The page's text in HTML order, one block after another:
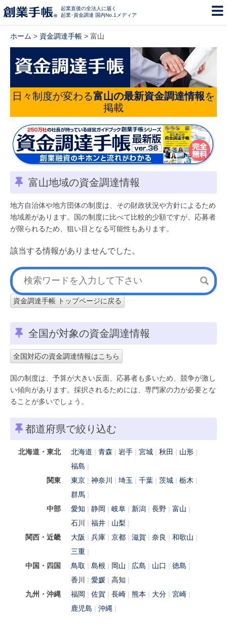
起業直後の全法人に届く
起業･資金調達 国内No.1メディア
ホーム > 資金調達手帳 > 富山
日々制度が変わる富山の最新資金調達情報を
掲載
富山地域の資金調達情報
地方自治体や地方団体の制度は、その財政状況や方針によるため
地域差があります。国の制度に比べて比較的少額ですが、応募者
が限られるため、狙い目となる可能性もあります。
該当する情報がありませんでした。
資金調達手帳 トップページに戻る
全国が対象の資金調達情報
全国対応の資金調達情報はこちら
国の制度は、予算が大きい反面、応募者も多いため、競争が激し
い傾向があります。採択されるためには、専門家の力が必要とな
ることが多いでしょう。
都道府県で絞り込む
北海道・東北 北海道 青森 岩手 宮城 秋田
山形
福島
関東
東京 神奈川 埼玉 千葉 茨城
栃木
群馬
中部
愛知 静岡 岐阜 新潟 長野
富山
石川
福井
山梨
関西・近畿
大阪 兵庫 京都 滋賀 奈良
和歌山
三重
中国・四国
鳥取 島根 岡山 広島 山口
徳島
香川
愛媛
高知
九州・沖縄
福岡 佐賀 長崎 熊本 大分
宮崎
鹿児島
沖縄